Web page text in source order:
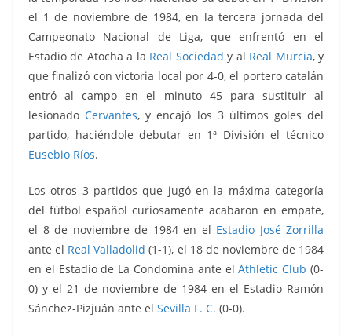
el 1 de noviembre de 1984, en la tercera jornada del
Campeonato Nacional de Liga, que enfrentó en el
Estadio de Atocha a la Real Sociedad y al Real Murcia, y
que finalizó con victoria local por 4-0, el portero catalán
entró al campo en el minuto 45 para sustituir al
lesionadoCervantes, y encajó los 3 últimos goles del
partido, haciéndole debutar en 1ª División el técnico
Eusebio Ríos.
Los otros 3 partidos que jugó en la máxima categoría
del fútbol español curiosamente acabaron en empate,
el 8 de noviembre de 1984 en el Estadio José Zorrilla
ante el Real Valladolid (1-1), el 18 de noviembre de 1984
en el Estadio de La Condomina ante elAthletic Club (0-
0) y el 21 de noviembre de 1984 en el Estadio Ramón
Sánchez-Pizjuán ante el Sevilla F. C. (0-0).